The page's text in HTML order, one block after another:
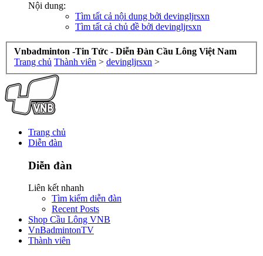
Nội dung:
Tìm tất cả nội dung bởi devingljrsxn
Tìm tất cả chủ đề bởi devingljrsxn
Vnbadminton -Tin Tức - Diễn Đàn Cầu Lông Việt Nam
Trang chủ Thành viên > devingljrsxn >
Trang chủ
Diễn đàn
Diễn đàn
Liên kết nhanh
Tìm kiếm diễn đàn
Recent Posts
Shop Cầu Lông VNB
VnBadmintonTV
Thành viên